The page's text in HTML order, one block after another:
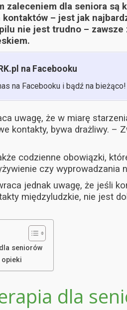
zaleceniem dla seniora są
– jest jak
nie jest trudno –
na Facebooku
na Facebooku i bądź na bieżąco!
uwagę, że w miarę
kontakty, bywa drażliwy. –
codzienne obowiązki,
czy
jednak uwagę, że jeśli
międzyludzkie, nie jest
seniorów
dla